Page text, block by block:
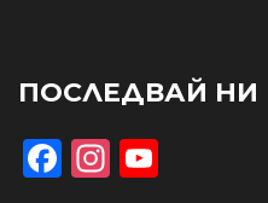
ПОСЛЕДВАЙ НИ
Facebook
Instagram